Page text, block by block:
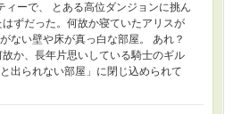
ィーで、 とある高位ダンジョンに挑ん
ずだった。何故か寝ていたアリスが
ない壁や床が真っ白な部屋。 あれ？
か、長年片思いしている騎士のギル
出られない部屋」に閉じ込められて